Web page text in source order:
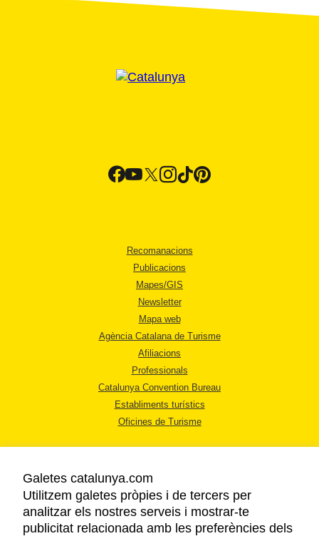
Recomanacions
Publicacions
Mapes/GIS
Newsletter
Mapa web
Agència Catalana de Turisme
Afiliacions
Professionals
Catalunya Convention Bureau
Establiments turístics
Oficines de Turisme
AVÍS LEGAL
Galetes catalunya.com
Utilitzem galetes pròpies i de tercers per
analitzar els nostres serveis i mostrar-te
publicitat relacionada amb les preferències dels